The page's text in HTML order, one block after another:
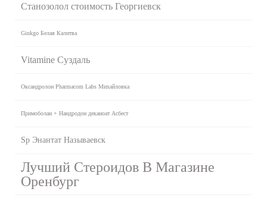
Станозолол стоимость Георгиевск
Ginkgo Белая Калитва
Vitamine Суздаль
Оксандролон Pharmacom Labs Михайловка
Примоболан + Нандродон деканоат Асбест
Sp Энантат Называевск
Лучший Стероидов В Магазине
Оренбург